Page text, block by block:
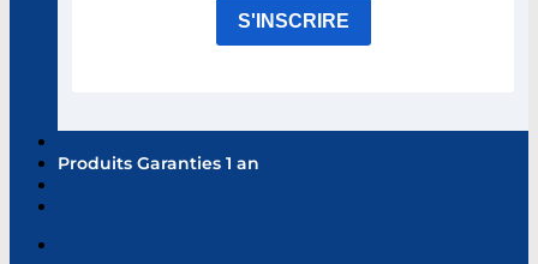
S'INSCRIRE
Produits Garanties 1 an